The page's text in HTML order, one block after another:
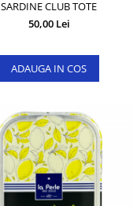
SARDINE CLUB TOTE
50,00 Lei
ADAUGA IN COS